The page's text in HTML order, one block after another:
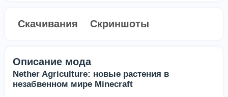
Скачивания Скриншоты
Описание мода
Nether Agriculture: новые растения в
незабвенном мире Minecraft